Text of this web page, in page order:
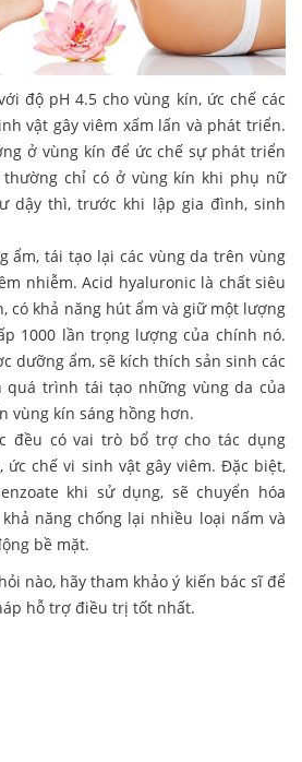
độ pH 4.5 cho vùng kín, ức chế các
vật gây viêm xấm lấn và phát triển.
ở vùng kín để ức chế sự phát triển
thường chỉ có ở vùng kín khi phụ nữ
dậy thì, trước khi lập gia đình, sinh
ẩm, tái tạo lại các vùng da trên vùng
nhiễm. Acid hyaluronic là chất siêu
có khả năng hút ẩm và giữ một lượng
1000 lần trọng lượng của chính nó.
dưỡng ẩm, sẽ kích thích sản sinh các
quá trình tái tạo những vùng da của
vùng kín sáng hồng hơn.
đều có vai trò bổ trợ cho tác dụng
ức chế vi sinh vật gây viêm. Đặc biệt,
khi sử dụng, sẽ chuyển hóa
năng chống lại nhiều loại nấm và
bề mặt.
nào, hãy tham khảo ý kiến bác sĩ để
hỗ trợ điều trị tốt nhất.